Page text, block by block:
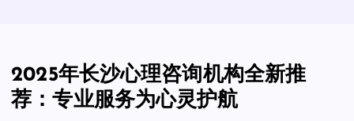
2025年长沙心理咨询机构全新推
荐：专业服务为心灵护航